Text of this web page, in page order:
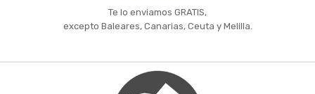
Te lo enviamos GRATIS,
excepto Baleares, Canarias, Ceuta y Melilla.